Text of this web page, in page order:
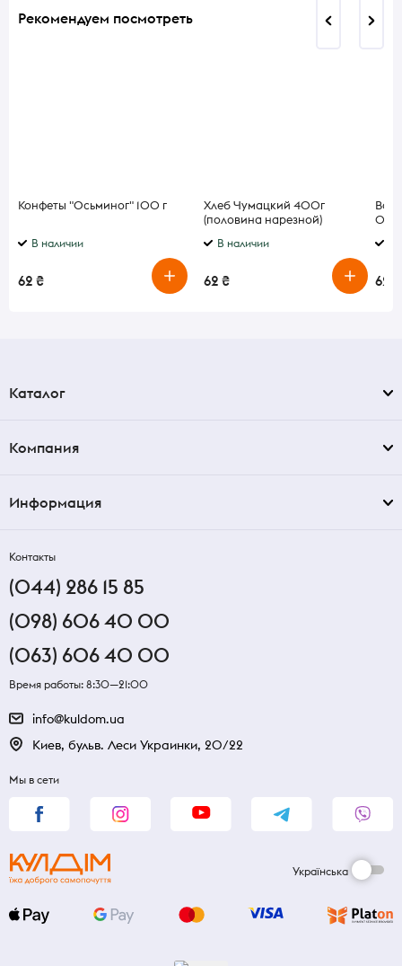
Рекомендуем посмотреть
Конфеты "Осьминог" 100 г
В наличии
62 ₴
Хлеб Чумацкий 400г
(половина нарезной)
В наличии
62 ₴ 62 ₴
Каталог
Компания
Информация
Контакты
(044) 286 15 85
(098) 606 40 00
(063) 606 40 00
Время работы: 8:30—21:00
info@kuldom.ua
Киев, бульв. Леси Украинки, 20/22
Мы в сети
Українська